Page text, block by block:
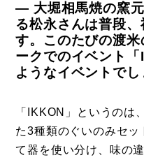
コラム
特集
― 大堀相馬焼の窯
る松永さんは普段
す。このたびの渡
ークでのイベント
ようなイベントでし
「IKKON」というのは
た3種類のぐいのみセ
て器を使い分け、味の